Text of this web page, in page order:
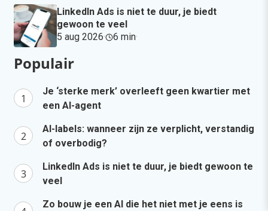
LinkedIn Ads is niet te duur, je biedt
gewoon te veel
5 aug 2026· 6 min·
Populair
Je ‘sterke merk’ overleeft geen kwartier met
een AI-agent
AI-labels: wanneer zijn ze verplicht, verstandig
of overbodig?
LinkedIn Ads is niet te duur, je biedt gewoon te
veel
Zo bouw je een AI die het niet met je eens is